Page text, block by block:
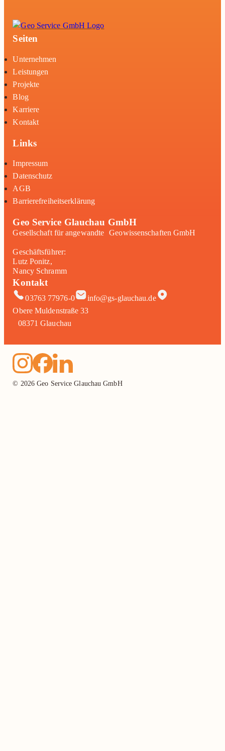
Seiten
Unternehmen
Leistungen
Projekte
Blog
Karriere
Kontakt
Links
Impressum
Datenschutz
AGB
Barrierefreiheitserklärung
Geo Service Glauchau GmbH
Gesellschaft für angewandte Geowissenschaften GmbH
Geschäftsführer:
Lutz Ponitz,
Nancy Schramm
Kontakt
03763 77976-0
info@gs-glauchau.de
Obere Muldenstraße 33
08371 Glauchau
© 2026 Geo Service Glauchau GmbH